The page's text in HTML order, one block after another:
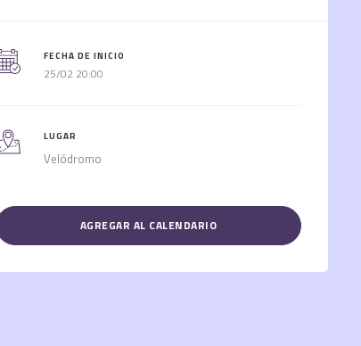
FECHA DE INICIO
25/02 20:00
LUGAR
Velódromo
AGREGAR AL CALENDARIO